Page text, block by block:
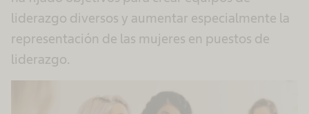
liderazgo diversos y aumentar especialmente la
representación de las mujeres en puestos de
liderazgo.